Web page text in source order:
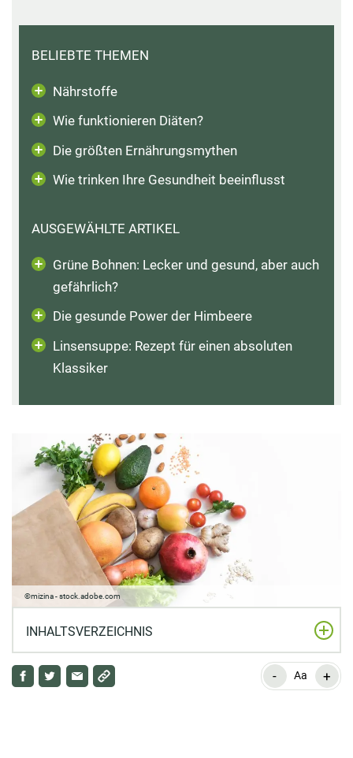
BELIEBTE THEMEN
Nährstoffe
Wie funktionieren Diäten?
Die größten Ernährungsmythen
Wie trinken Ihre Gesundheit beeinflusst
AUSGEWÄHLTE ARTIKEL
Grüne Bohnen: Lecker und gesund, aber auch
gefährlich?
Die gesunde Power der Himbeere
Linsensuppe: Rezept für einen absoluten
Klassiker
©mizina - stock.adobe.com
INHALTSVERZEICHNIS
Gesunde Lebensmittel: Welche Nährstoffe braucht der
- Aa +